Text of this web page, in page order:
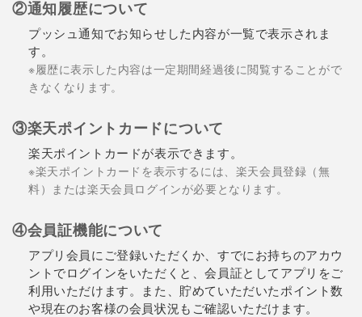
②通知履歴について
プッシュ通知でお知らせした内容が一覧で表示されま
す。
※履歴に表示した内容は一定期間経過後に閲覧することがで
きなくなります。
③楽天ポイントカードについて
楽天ポイントカードが表示できます。
※楽天ポイントカードを表示するには、楽天会員登録（無
料）または楽天会員ログインが必要となります。
④会員証機能について
アプリ会員にご登録いただくか、すでにお持ちのアカウ
ントでログインをいただくと、会員証としてアプリをご
利用いただけます。また、貯めていただいたポイント数
や現在のお客様の会員状況もご確認いただけます。